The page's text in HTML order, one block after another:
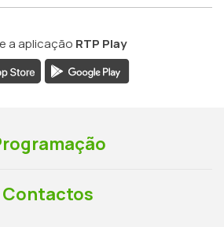
a aplicação RTP Play
Contactos